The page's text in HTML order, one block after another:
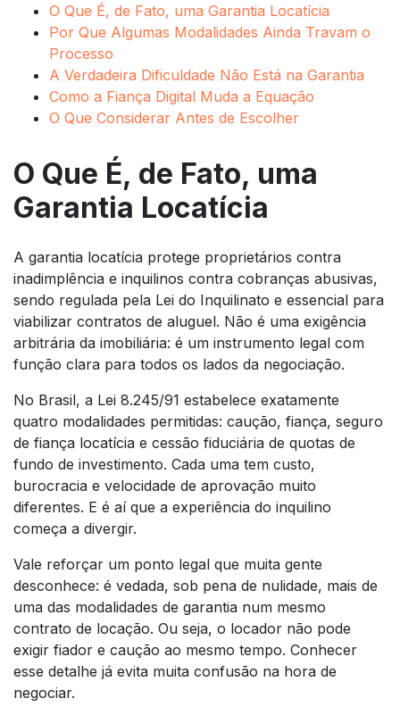
O Que É, de Fato, uma Garantia Locatícia
Por Que Algumas Modalidades Ainda Travam o
Processo
A Verdadeira Dificuldade Não Está na Garantia
Como a Fiança Digital Muda a Equação
O Que Considerar Antes de Escolher
O Que É, de Fato, uma
Garantia Locatícia
A garantia locatícia protege proprietários contra
inadimplência e inquilinos contra cobranças abusivas,
sendo regulada pela Lei do Inquilinato e essencial para
viabilizar contratos de aluguel. Não é uma exigência
arbitrária da imobiliária: é um instrumento legal com
função clara para todos os lados da negociação.
No Brasil, a Lei 8.245/91 estabelece exatamente
quatro modalidades permitidas: caução, fiança, seguro
de fiança locatícia e cessão fiduciária de quotas de
fundo de investimento. Cada uma tem custo,
burocracia e velocidade de aprovação muito
diferentes. E é aí que a experiência do inquilino
começa a divergir.
Vale reforçar um ponto legal que muita gente
desconhece: é vedada, sob pena de nulidade, mais de
uma das modalidades de garantia num mesmo
contrato de locação. Ou seja, o locador não pode
exigir fiador e caução ao mesmo tempo. Conhecer
esse detalhe já evita muita confusão na hora de
negociar.